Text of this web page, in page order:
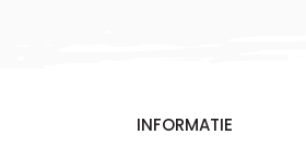
INFORMATIE